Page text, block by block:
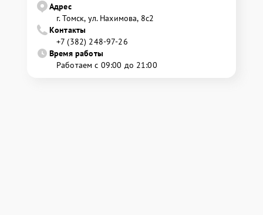
Адрес
г. Томск, ул. Нахимова, 8с2
Контакты
+7 (382) 248-97-26
Время работы
Работаем с 09:00 до 21:00